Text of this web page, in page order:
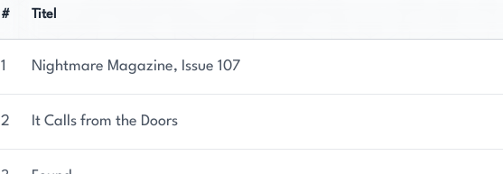
# Titel
1 Nightmare Magazine, Issue 107
2 It Calls from the Doors